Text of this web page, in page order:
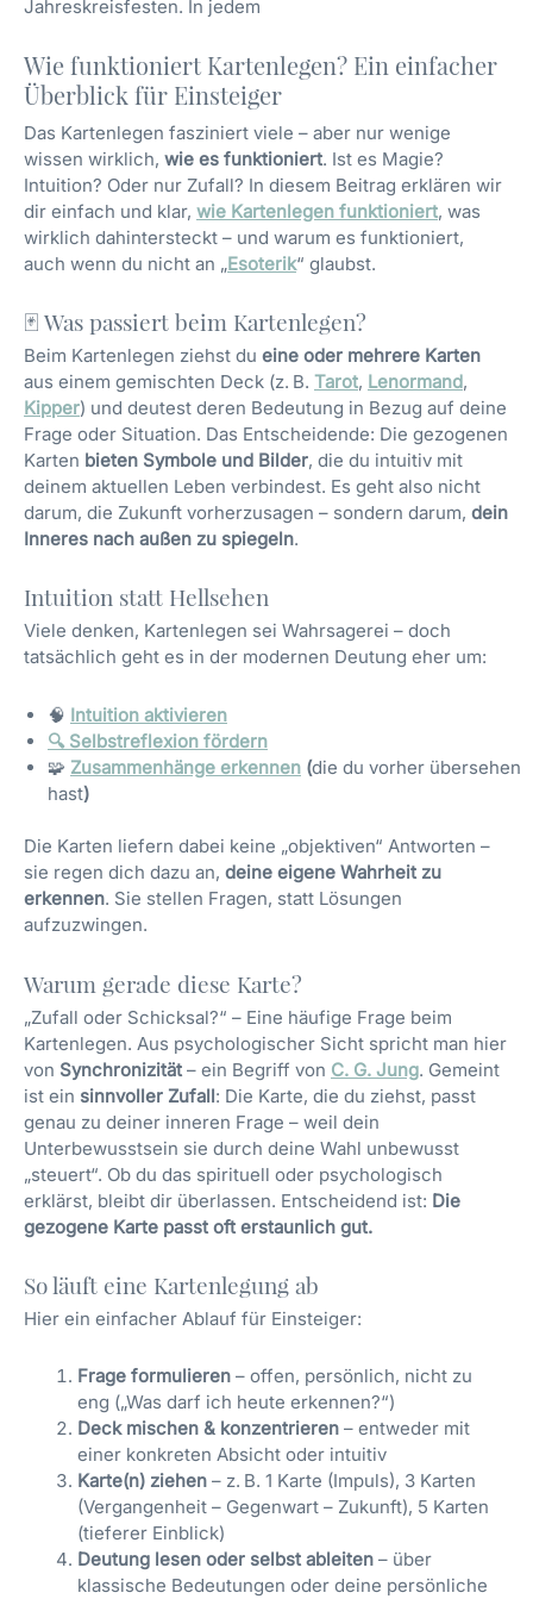
Jahreskreisfesten. In jedem
Wie funktioniert Kartenlegen? Ein einfacher
Überblick für Einsteiger
Das Kartenlegen fasziniert viele – aber nur wenige
wissen wirklich, wie es funktioniert. Ist es Magie?
Intuition? Oder nur Zufall? In diesem Beitrag erklären wir
dir einfach und klar, wie Kartenlegen funktioniert, was
wirklich dahintersteckt – und warum es funktioniert,
auch wenn du nicht an „Esoterik“ glaubst.
🃏 Was passiert beim Kartenlegen?
Beim Kartenlegen ziehst du eine oder mehrere Karten
aus einem gemischten Deck (z. B. Tarot, Lenormand,
Kipper) und deutest deren Bedeutung in Bezug auf deine
Frage oder Situation. Das Entscheidende: Die gezogenen
Karten bieten Symbole und Bilder, die du intuitiv mit
deinem aktuellen Leben verbindest. Es geht also nicht
darum, die Zukunft vorherzusagen – sondern darum, dein
Inneres nach außen zu spiegeln.
Intuition statt Hellsehen
Viele denken, Kartenlegen sei Wahrsagerei – doch
tatsächlich geht es in der modernen Deutung eher um:
🧠 Intuition aktivieren
🔍 Selbstreflexion fördern
🧩 Zusammenhänge erkennen (die du vorher übersehen
hast)
Die Karten liefern dabei keine „objektiven“ Antworten –
sie regen dich dazu an, deine eigene Wahrheit zu
erkennen. Sie stellen Fragen, statt Lösungen
aufzuzwingen.
Warum gerade diese Karte?
„Zufall oder Schicksal?“ – Eine häufige Frage beim
Kartenlegen. Aus psychologischer Sicht spricht man hier
von Synchronizität – ein Begriff von C. G. Jung. Gemeint
ist ein sinnvoller Zufall: Die Karte, die du ziehst, passt
genau zu deiner inneren Frage – weil dein
Unterbewusstsein sie durch deine Wahl unbewusst
„steuert“. Ob du das spirituell oder psychologisch
erklärst, bleibt dir überlassen. Entscheidend ist: Die
gezogene Karte passt oft erstaunlich gut.
So läuft eine Kartenlegung ab
Hier ein einfacher Ablauf für Einsteiger:
Frage formulieren – offen, persönlich, nicht zu
eng („Was darf ich heute erkennen?“)
Deck mischen & konzentrieren – entweder mit
einer konkreten Absicht oder intuitiv
Karte(n) ziehen – z. B. 1 Karte (Impuls), 3 Karten
(Vergangenheit – Gegenwart – Zukunft), 5 Karten
(tieferer Einblick)
Deutung lesen oder selbst ableiten – über
klassische Bedeutungen oder deine persönliche